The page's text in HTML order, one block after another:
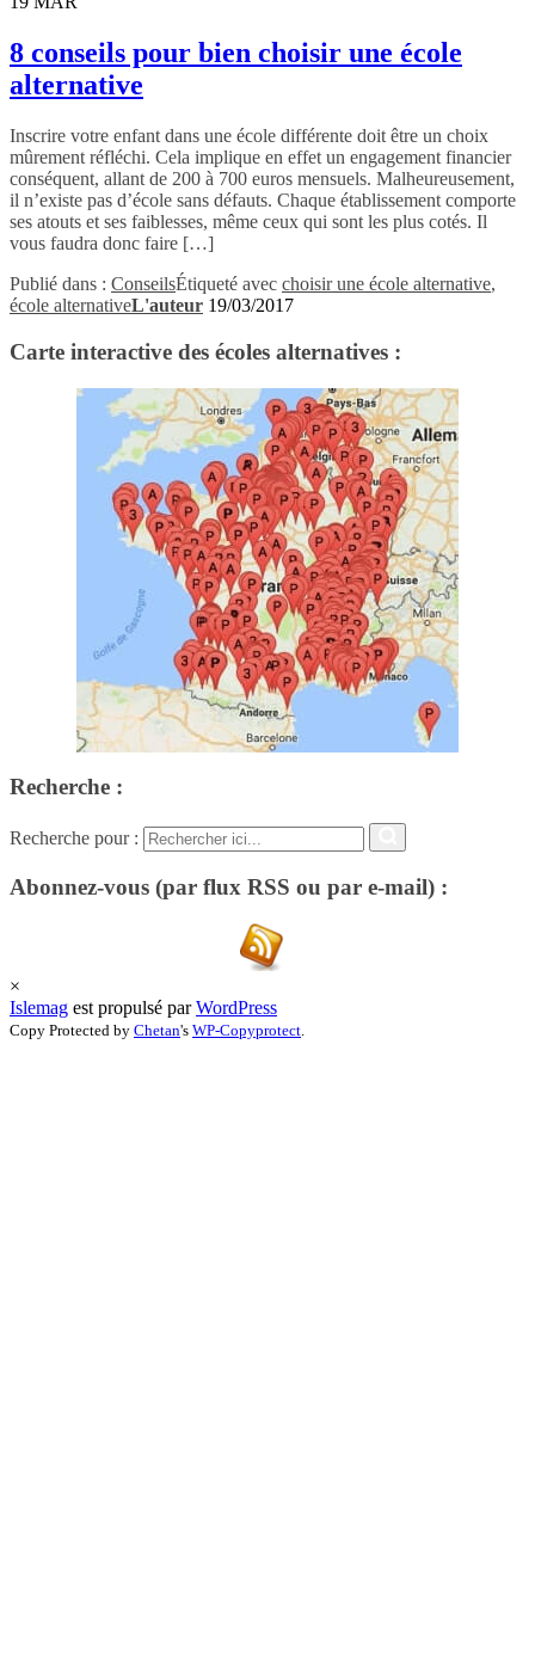
8 conseils pour bien choisir une école
alternative
Inscrire votre enfant dans une école différente doit être un choix
mûrement réfléchi. Cela implique en effet un engagement financier
conséquent, allant de 200 à 700 euros mensuels. Malheureusement,
il n’existe pas d’école sans défauts. Chaque établissement comporte
ses atouts et ses faiblesses, même ceux qui sont les plus cotés. Il
vous faudra donc faire […]
Publié dans : ConseilsÉtiqueté avec choisir une école alternative,
école alternativeL'auteur 19/03/2017
Carte interactive des écoles alternatives :
Recherche :
Recherche pour :
Abonnez-vous (par flux RSS ou par e-mail) :
×
Islemag est propulsé parWordPress
Copy Protected by Chetan's WP-Copyprotect